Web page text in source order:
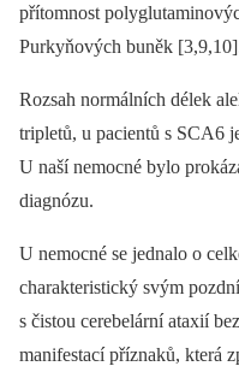
přítomnost
Purkyňových buněk
Rozsah normálních délek
tripletů, u pacientů s SCA6
U naší nemocné bylo
diagnózu.
U nemocné se jednalo o
charakteristický svým
s čistou cerebelární ataxií
manifestací příznaků, která